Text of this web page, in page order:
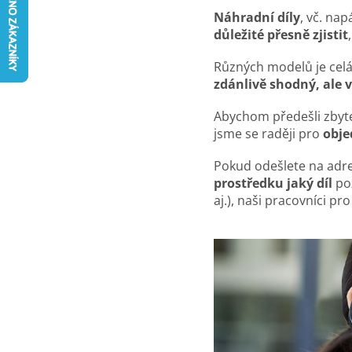
Náhradní díly, vč.
důležité přesně zjistit,
Různých modelů je
zdánlivě shodný, ale
Abychom předešli
jsme se raději pro
Pokud odešlete na
prostředku jaký díl
aj.), naši pracovníci pro